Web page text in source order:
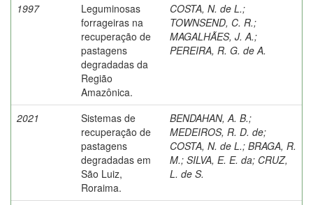
1997
Leguminosas
forrageiras na
recuperação de
pastagens
degradadas da
Região
Amazônica.
COSTA, N. de L.;
TOWNSEND, C. R.;
MAGALHÃES, J. A.;
PEREIRA, R. G. de A.
2021
Sistemas de
recuperação de
pastagens
degradadas em
São Luiz,
Roraima.
BENDAHAN, A. B.;
MEDEIROS, R. D. de;
COSTA, N. de L.; BRAGA, R.
M.; SILVA, E. E. da; CRUZ,
L. de S.